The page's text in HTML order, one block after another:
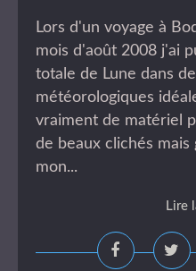
Lors d'un voyage à
mois d'août 2008 j'ai
totale de Lune dans
météorologiques
vraiment de matériel
de beaux clichés mais
mon...
Lire